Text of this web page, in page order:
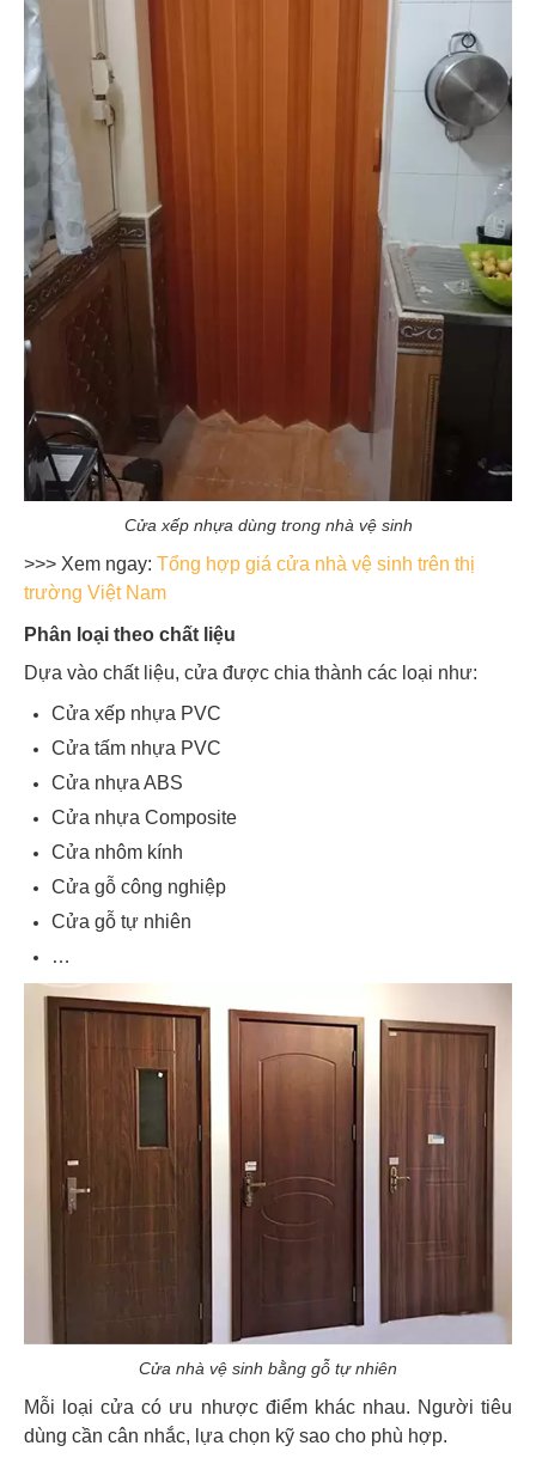
Cửa xếp nhựa dùng trong nhà vệ sinh
>>> Xem ngay: Tổng hợp giá cửa nhà vệ sinh trên thị
trường Việt Nam
Phân loại theo chất liệu
Dựa vào chất liệu, cửa được chia thành các loại như:
Cửa xếp nhựa PVC
Cửa tấm nhựa PVC
Cửa nhựa ABS
Cửa nhựa Composite
Cửa nhôm kính
Cửa gỗ công nghiệp
Cửa gỗ tự nhiên
…
Cửa nhà vệ sinh bằng gỗ tự nhiên
Mỗi loại cửa có ưu nhược điểm khác nhau. Người tiêu
dùng cần cân nhắc, lựa chọn kỹ sao cho phù hợp.